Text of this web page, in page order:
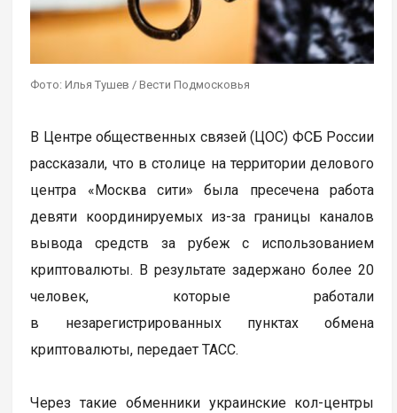
Фото: Илья Тушев / Вести Подмосковья
В Центре общественных связей (ЦОС) ФСБ России
рассказали, что в столице на территории делового
центра «Москва сити» была пресечена работа
девяти координируемых из-за границы каналов
вывода средств за рубеж с использованием
криптовалюты. В результате задержано более 20
человек, которые работали
в незарегистрированных пунктах обмена
криптовалюты, передает ТАСС.
Через такие обменники украинские кол-центры